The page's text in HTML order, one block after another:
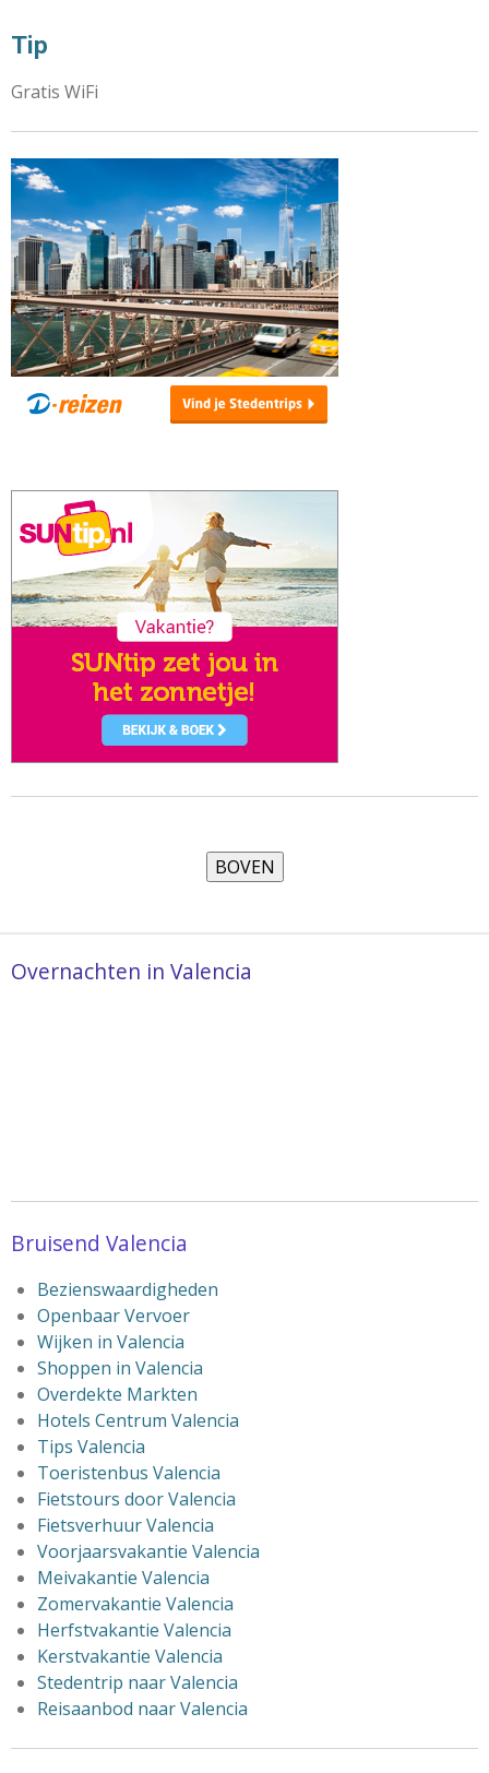
Tip
Gratis WiFi
Overnachten in Valencia
Bruisend Valencia
Bezienswaardigheden
Openbaar Vervoer
Wijken in Valencia
Shoppen in Valencia
Overdekte Markten
Hotels Centrum Valencia
Tips Valencia
Toeristenbus Valencia
Fietstours door Valencia
Fietsverhuur Valencia
Voorjaarsvakantie Valencia
Meivakantie Valencia
Zomervakantie Valencia
Herfstvakantie Valencia
Kerstvakantie Valencia
Stedentrip naar Valencia
Reisaanbod naar Valencia